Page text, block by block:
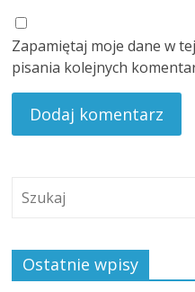
Zapamiętaj moje dane w
pisania kolejnych
Ostatnie wpisy